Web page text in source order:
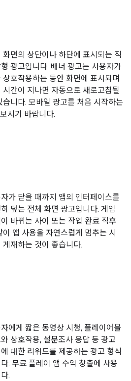
화면의 상단이나 하단에 표시되는 직
광고입니다. 배너 광고는 사용자가
상호작용하는 동안 화면에 표시되며
시간이 지나면 자동으로 새로고침될
습니다. 모바일 광고를 처음 시작하는
시기 바랍니다.
가 닫을 때까지 앱의 인터페이스를
덮는 전체 화면 광고입니다. 게임
바뀌는 사이 또는 작업 완료 직후
이 앱 사용을 자연스럽게 멈추는 시
게재하는 것이 좋습니다.
에게 짧은 동영상 시청, 플레이어블
상호작용, 설문조사 응답 등 광고
대한 리워드를 제공하는 광고 형식
. 무료 플레이 앱 수익 창출에 사용
.